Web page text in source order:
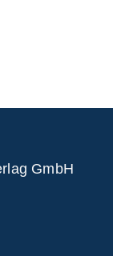
GmbH